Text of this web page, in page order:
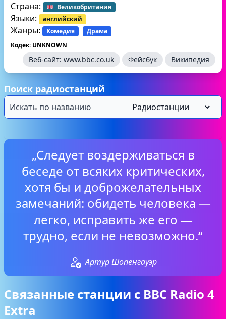
Страна:
Великобритания
Языки: английский
Жанры: Комедия
Драма
Кодек: UNKNOWN
Веб-сайт: www.bbc.co.uk Фейсбук Википедия
Поиск радиостанций
„Следует воздерживаться в
беседе от всяких критических,
хотя бы и доброжелательных
замечаний: обидеть человека —
легко, исправить же его —
трудно, если не невозможно.“
Артур Шопенгауэр
Связанные станции с BBC Radio 4
Extra